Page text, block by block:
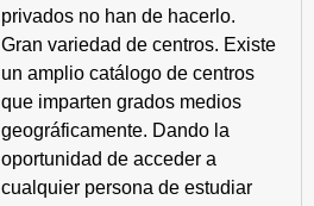
privados no han de hacerlo.
Gran variedad de centros. Existe
un amplio catálogo de centros
que imparten grados medios
geográficamente. Dando la
oportunidad de acceder a
cualquier persona de estudiar